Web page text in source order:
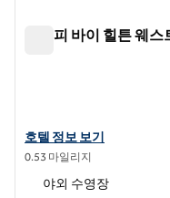
캐노피 바이 힐튼 웨
캐노피 바이 힐튼 웨스트
호텔 정보 보기
0.53 마일리지
야외 수영장